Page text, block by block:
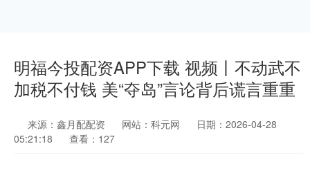
明福今投配资APP下载 视频丨不动武不
加税不付钱 美“夺岛”言论背后谎言重重
来源：鑫月配配资 网站：科元网
日期：2026-04-28
05:21:18
查看：127